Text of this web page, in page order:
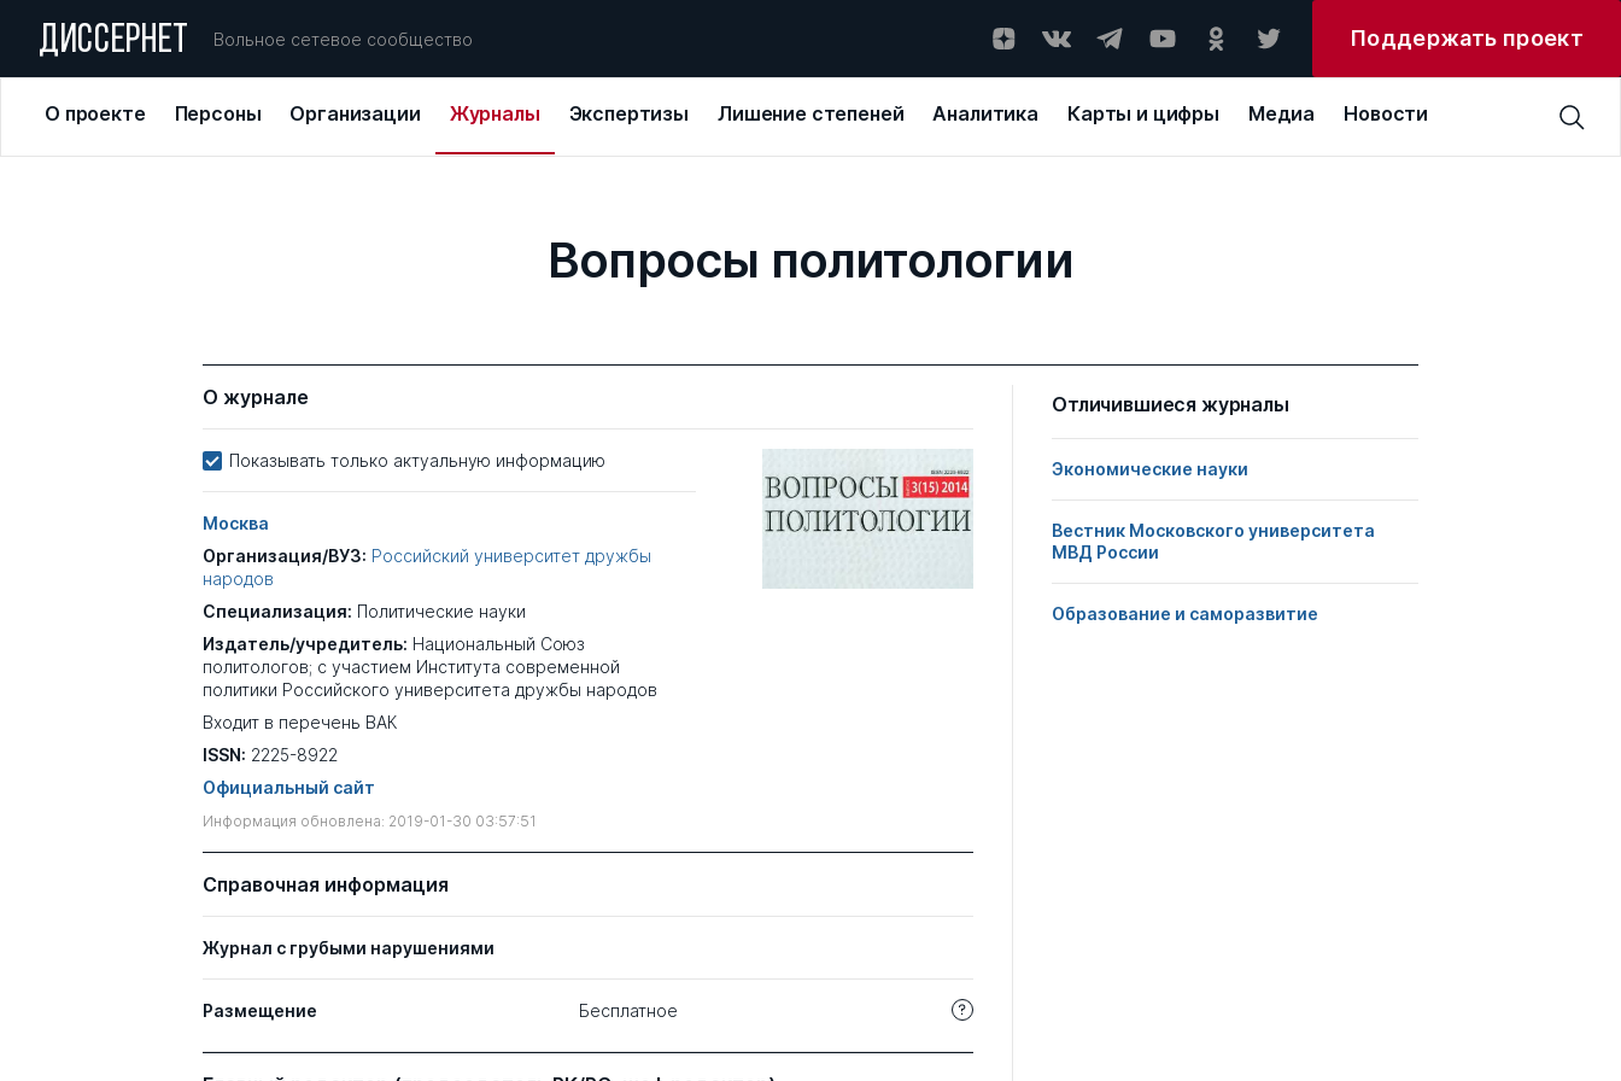
ДИССЕРНЕТ Вольное сетевое сообщество Поддержать проект
О проекте Персоны Организации Журналы Экспертизы Лишение степеней Аналитика Карты и цифры Медиа Новости
Вопросы политологии
О журнале
Показывать только актуальную информацию
Москва
Организация/ВУЗ: Российский университет дружбы
народов
Специализация: Политические науки
Издатель/учредитель: Национальный Союз
политологов; с участием Института современной
политики Российского университета дружбы народов
Входит в перечень ВАК
ISSN: 2225-8922
Официальный сайт
Информация обновлена: 2019-01-30 03:57:51
Справочная информация
Журнал с грубыми нарушениями
Размещение Бесплатное
Отличившиеся журналы
Экономические науки
Вестник Московского университета
МВД России
Образование и саморазвитие